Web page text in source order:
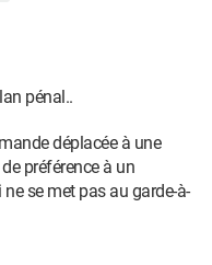
pénal..
déplacée à une
préférence à un
se met pas au garde-à-